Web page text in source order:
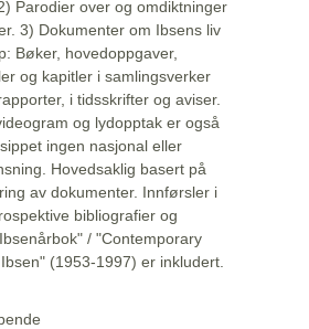
Parodier over og omdiktninger
3) Dokumenter om Ibsens liv
Bøker, hovedoppgaver,
og kapitler i samlingsverker
i tidsskrifter og aviser.
og lydopptak er også
ingen nasjonal eller
Hovedsaklig basert på
av dokumenter. Innførsler i
bibliografier og
/ "Contemporary
(1953-1997) er inkludert.